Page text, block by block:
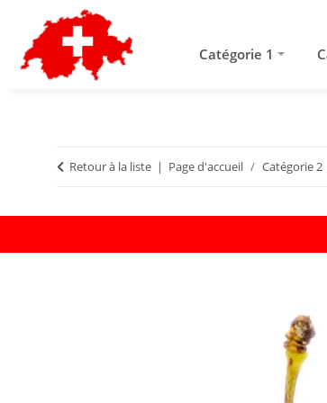
Catégorie 1
Retour à la liste Page d'accueil Catégorie 2